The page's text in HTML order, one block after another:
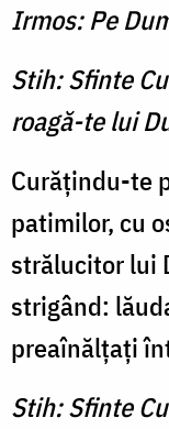
Irmos: Pe
Stih: Sfinte
roagă-te lui
Curăţindu-te
patimilor, cu
stră­lucitor lui
strigând:
preaînălţaţi
Stih: Sfinte